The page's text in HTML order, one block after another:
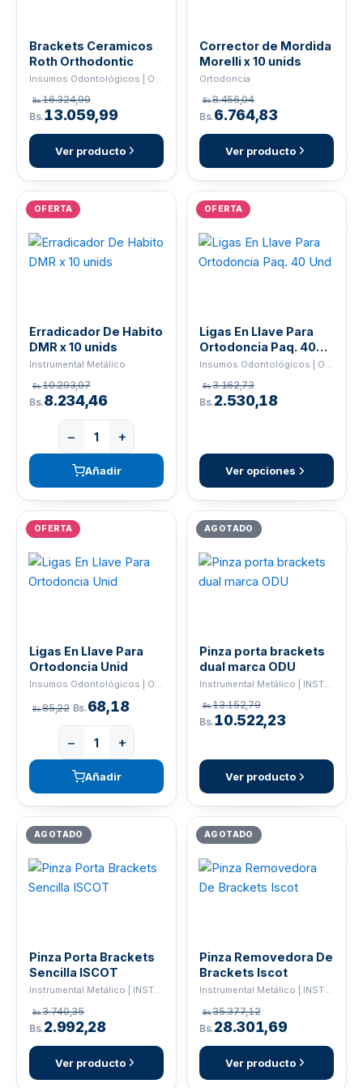
Brackets Ceramicos
Roth Orthodontic
Bs.16.324,99
Bs.13.059,99
Ver producto
Corrector de Mordida
Morelli x 10 unids
Ortodoncia
Bs.8.456,04
Bs.6.764,83
Ver producto
OFERTA
Erradicador De Habito
DMR x 10 unids
Instrumental Metálico
Bs.10.293,07
Bs.8.234,46
− +
Añadir
OFERTA
Ligas En Llave Para
Ortodoncia Paq. 40
Und
Bs.3.162,73
Bs.2.530,18
Ver opciones
OFERTA
Ligas En Llave Para
Ortodoncia Unid
Insumos Odontológicos | ORTHO
Bs.85,22 Bs.68,18
− +
Añadir
AGOTADO
Pinza porta brackets
dual marca ODU
Instrumental Metálico | INSTRUMENTAL
Bs.13.152,79
Bs.10.522,23
Ver producto
AGOTADO
Pinza Porta Brackets
Sencilla ISCOT
Instrumental Metálico | INSTRUMENTAL
Bs.3.740,35
Bs.2.992,28
Ver producto
AGOTADO
Pinza Removedora De
Brackets Iscot
Instrumental Metálico | INSTRUMENTAL
Bs.35.377,12
Bs.28.301,69
Ver producto